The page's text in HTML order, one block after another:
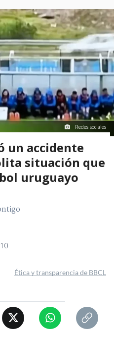
Redes sociales
un accidente
situación que
uruguayo
Ética y transparencia de BBCL